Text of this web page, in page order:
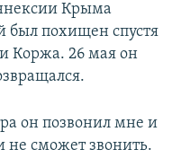
Крыма
похищен спустя
Коржа. 26 мая он
он позвонил мне и
не сможет звонить.